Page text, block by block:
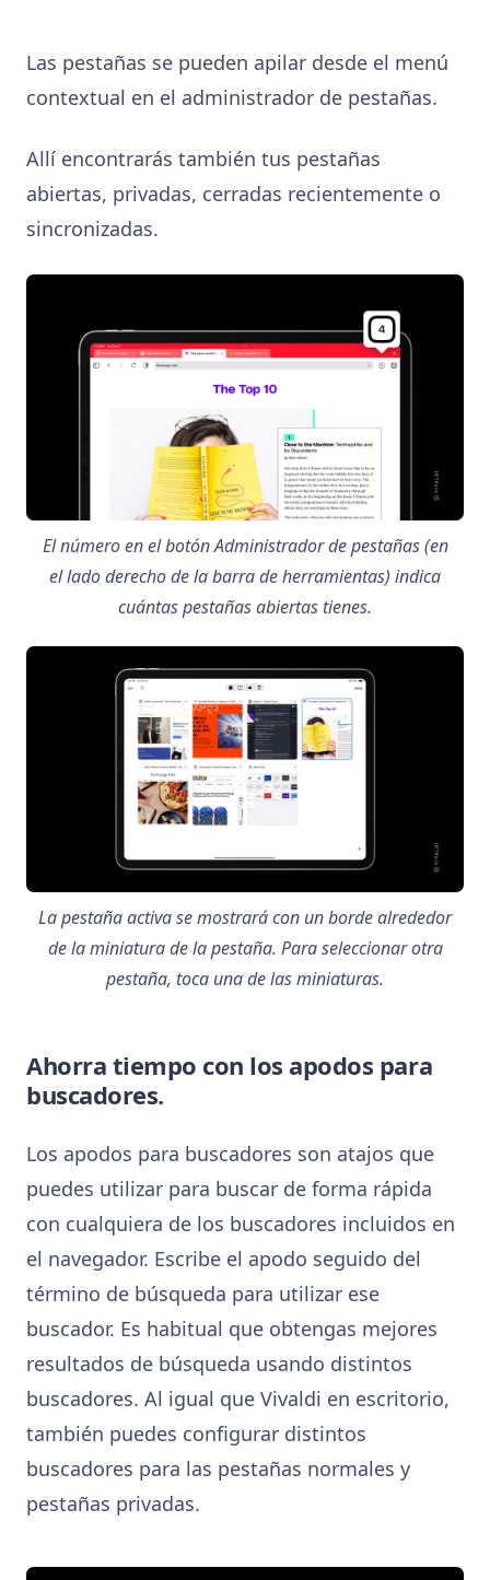
Las pestañas se pueden apilar desde el menú
contextual en el administrador de pestañas.
Allí encontrarás también tus pestañas
abiertas, privadas, cerradas recientemente o
sincronizadas.
El número en el botón Administrador de pestañas (en
el lado derecho de la barra de herramientas) indica
cuántas pestañas abiertas tienes.
La pestaña activa se mostrará con un borde alrededor
de la miniatura de la pestaña. Para seleccionar otra
pestaña, toca una de las miniaturas.
Ahorra tiempo con los apodos para
buscadores.
Los apodos para buscadores son atajos que
puedes utilizar para buscar de forma rápida
con cualquiera de los buscadores incluidos en
el navegador. Escribe el apodo seguido del
término de búsqueda para utilizar ese
buscador. Es habitual que obtengas mejores
resultados de búsqueda usando distintos
buscadores. Al igual que Vivaldi en escritorio,
también puedes configurar distintos
buscadores para las pestañas normales y
pestañas privadas.